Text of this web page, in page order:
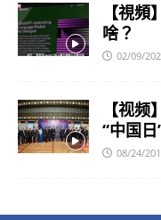
【視
啥？
02/09/
【视
“中国
08/24/